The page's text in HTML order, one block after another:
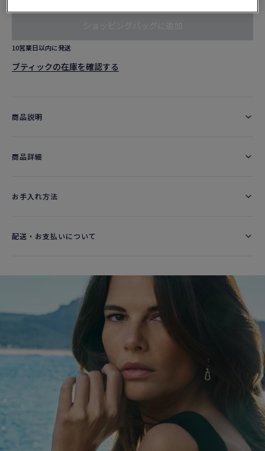
ショッピングバッグに追加
10営業日以内に発送
ブティックの在庫を確認する​
商品説明
商品詳細
お手入れ方法
配送・お支払いについて